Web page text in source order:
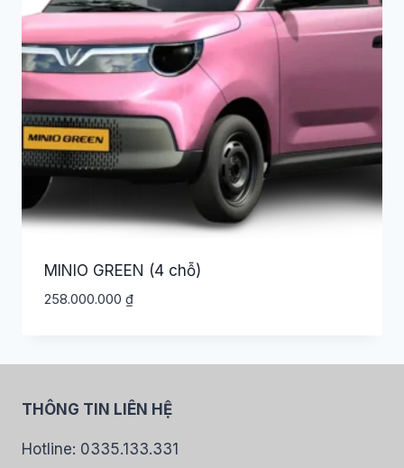
MINIO GREEN (4 chỗ)
258.000.000 ₫
THÔNG TIN LIÊN HỆ
Hotline: 0335.133.331